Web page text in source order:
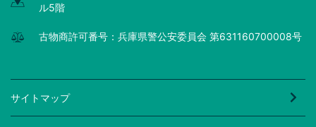
ル5階
古物商許可番号：兵庫県警公安委員会 第631160700008号
サイトマップ